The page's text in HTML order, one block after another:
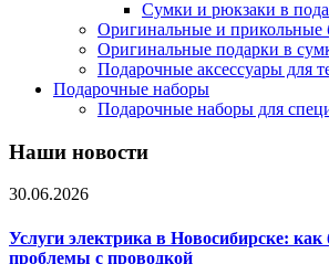
Сумки и рюкзаки в
Оригинальные и прикольные
Оригинальные подарки в
Подарочные аксессуары для
Подарочные наборы
Подарочные наборы для
Наши новости
30.06.2026
Услуги электрика в Новосибирске: как
проблемы с проводкой